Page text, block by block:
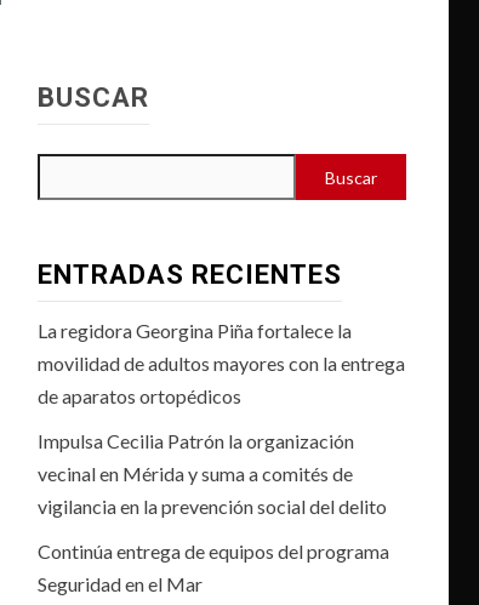
BUSCAR
Buscar
ENTRADAS RECIENTES
La regidora Georgina Piña fortalece la
movilidad de adultos mayores con la entrega
de aparatos ortopédicos
Impulsa Cecilia Patrón la organización
vecinal en Mérida y suma a comités de
vigilancia en la prevención social del delito
Continúa entrega de equipos del programa
Seguridad en el Mar